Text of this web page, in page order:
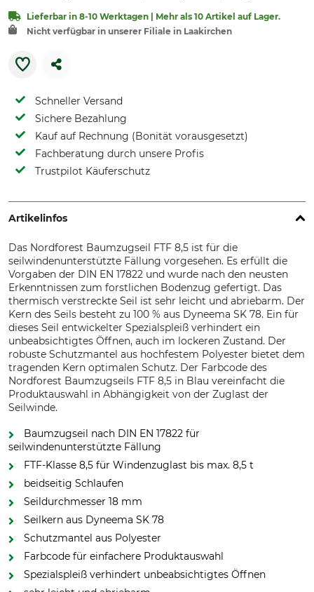
Lieferbar in 8-10 Werktagen | Mehr als 10 Artikel auf Lager.
Nicht verfügbar in unserer Filiale in Laakirchen
Schneller Versand
Sichere Bezahlung
Kauf auf Rechnung (Bonität vorausgesetzt)
Fachberatung durch unsere Profis
Trustpilot Käuferschutz
Artikelinfos
Das Nordforest Baumzugseil FTF 8,5 ist für die
seilwindenunterstützte Fällung vorgesehen. Es erfüllt die
Vorgaben der DIN EN 17822 und wurde nach den neusten
Erkenntnissen zum forstlichen Bodenzug gefertigt. Das
thermisch verstreckte Seil ist sehr leicht und abriebarm. Der
Kern des Seils besteht zu 100 % aus Dyneema SK 78. Ein für
dieses Seil entwickelter Spezialspleiß verhindert ein
unbeabsichtigtes Öffnen, auch im lockeren Zustand. Der
robuste Schutzmantel aus hochfestem Polyester bietet dem
tragenden Kern optimalen Schutz. Der Farbcode des
Nordforest Baumzugseils FTF 8,5 in Blau vereinfacht die
Produktauswahl in Abhängigkeit von der Zuglast der
Seilwinde.
Baumzugseil nach DIN EN 17822 für
seilwindenunterstützte Fällung
FTF-Klasse 8,5 für Windenzuglast bis max. 8,5 t
beidseitig Schlaufen
Seildurchmesser 18 mm
Seilkern aus Dyneema SK 78
Schutzmantel aus Polyester
Farbcode für einfachere Produktauswahl
Spezialspleiß verhindert unbeabsichtigtes Öffnen